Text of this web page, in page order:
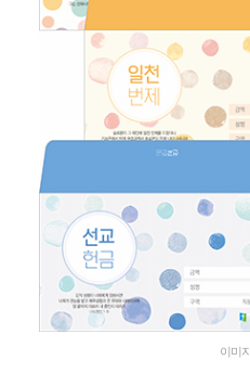
이미